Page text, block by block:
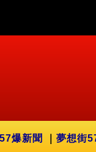
57爆新聞 夢想街